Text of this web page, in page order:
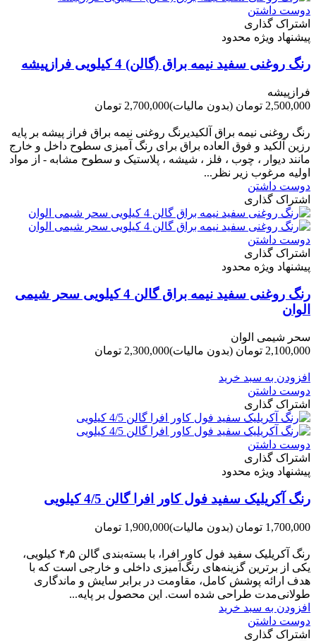
دوست داشتن
اشتراک گذاری
پیشنهاد ویژه محدود
رنگ روغنی سفید نیمه براق (گالن) 4 کیلویی فرازپیشه
فرازپیشه
2,500,000 تومان
(بدون مالیات)2,700,000 تومان
رنگ روغنی نیمه براق آلکیدیرنگ روغنی نیمه براق فراز پیشه بر پایه
رزین آلکید و فوق العاده براق برای رنگ آمیزی سطوح داخل و خارج
مانند دیوار ، چوب ، فلز ، شیشه ، پلاستیک و سطوح مشابه - از مواد
اولیه مرغوب زیر نظر...
دوست داشتن
اشتراک گذاری
دوست داشتن
اشتراک گذاری
پیشنهاد ویژه محدود
رنگ روغنی سفید نیمه براق گالن 4 کیلویی سحر شیمی
الوان
سحر شیمی الوان
2,100,000 تومان
(بدون مالیات)2,300,000 تومان
افزودن به سبد خرید
دوست داشتن
اشتراک گذاری
دوست داشتن
اشتراک گذاری
پیشنهاد ویژه محدود
رنگ آکریلیک سفید فول کاور افرا گالن 4/5 کیلویی
1,700,000 تومان (بدون مالیات)1,900,000 تومان
رنگ آکریلیک سفید فول کاور افرا، با بسته‌بندی گالن ۴٫۵ کیلویی،
یکی از برترین گزینه‌های رنگ‌آمیزی داخلی و خارجی است که با
هدف ارائه پوشش کامل، مقاومت در برابر سایش و ماندگاری
طولانی‌مدت طراحی شده است. این محصول بر پایه...
افزودن به سبد خرید
دوست داشتن
اشتراک گذاری